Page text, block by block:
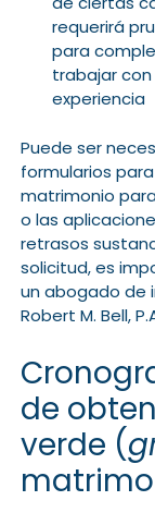
requerirá
para
trabajar
experiencia
Puede ser
formularios
matrimonio
o las
retrasos
solicitud, es
un abogado de
Robert M. Bell,
de
verde (